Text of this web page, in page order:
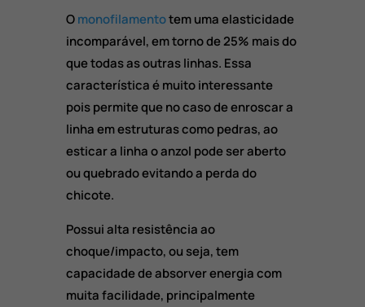
Omonofilamentotem uma elasticidade
incomparável, em torno de 25% mais do
que todas as outras linhas. Essa
característica é muito interessante
pois permite que no caso de enroscar a
linha em estruturas como pedras, ao
esticar a linha o anzol pode ser aberto
ou quebrado evitando a perda do
chicote.
Possui alta resistência ao
choque/impacto, ou seja, tem
capacidade de absorver energia com
muita facilidade, principalmente